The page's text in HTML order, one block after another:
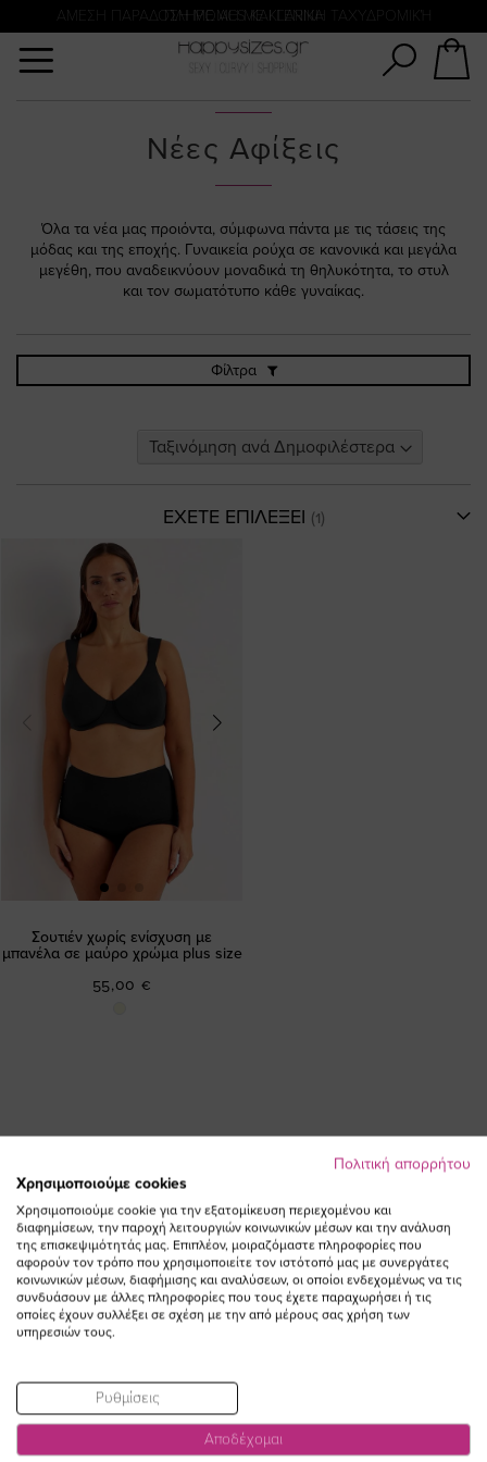
ΠΛΗΡΩΜΗ ΜΕ KLARNA
ΑΜΕΣΗ ΠΑΡΑΔΟΣΗ ΜΕ ACS ΚΑΙ ΓΕΝΙΚΗ ΤΑΧΥΔΡΟΜΙΚΉ
Νέες Αφίξεις
Όλα τα νέα μας προιόντα, σύμφωνα πάντα με τις τάσεις της
μόδας και της εποχής. Γυναικεία ρούχα σε κανονικά και μεγάλα
μεγέθη, που αναδεικνύουν μοναδικά τη θηλυκότητα, το στυλ
και τον σωματότυπο κάθε γυναίκας.
Φίλτρα
ΕΧΕΤΕ ΕΠΙΛΕΞΕΙ
Σουτιέν χωρίς ενίσχυση με
μπανέλα σε μαύρο χρώμα plus size
55,00 €
ΕΓΓΡΑΦΕΙΤΕ ΣΤΟ NEWSLETTER
Email
ΕΓΓΡΑΦΗ
Συμφωνώ με τουςΌρους Χρήσης
Αναζήτηση
Πολιτική απορρήτου
Χρησιμοποιούμε cookies
Χρησιμοποιούμε cookie για την εξατομίκευση περιεχομένου και
διαφημίσεων, την παροχή λειτουργιών κοινωνικών μέσων και την ανάλυση
της επισκεψιμότητάς μας. Επιπλέον, μοιραζόμαστε πληροφορίες που
αφορούν τον τρόπο που χρησιμοποιείτε τον ιστότοπό μας με συνεργάτες
κοινωνικών μέσων, διαφήμισης και αναλύσεων, οι οποίοι ενδεχομένως να τις
συνδυάσουν με άλλες πληροφορίες που τους έχετε παραχωρήσει ή τις
οποίες έχουν συλλέξει σε σχέση με την από μέρους σας χρήση των
υπηρεσιών τους.
Ρυθμίσεις
Αποδέχομαι